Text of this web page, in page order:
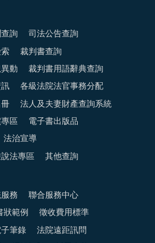
詢 司法公告查詢
裁判書查詢
動 裁判書用語辭典查詢
各級法院法官事務分配
冊 法人及夫妻財產查詢系統
區 電子書出版品
法治宣導
法專區 其他查詢
務 聯合服務中心
狀範例 徵收費用標準
筆錄 法院遠距訊問